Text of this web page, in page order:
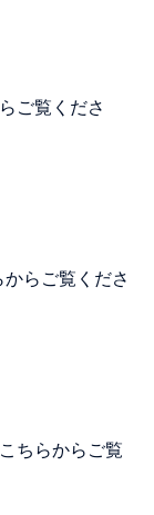
ご覧くださ
らご覧くださ
ちらからご覧